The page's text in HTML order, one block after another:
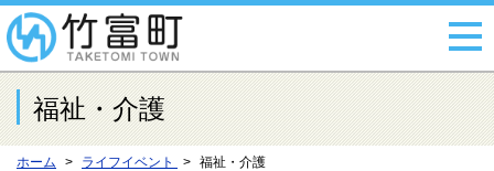
福祉・介護
ホーム ライフイベント 福祉・介護